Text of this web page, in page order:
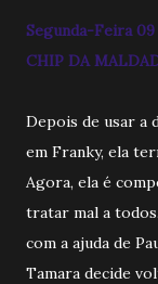
Segunda-Feira
CHIP DA
Depois de usar a
em Franky, ela
Agora, ela é
tratar mal a
com a ajuda de
Tamara decide